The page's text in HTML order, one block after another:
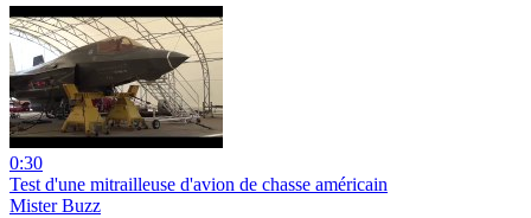
0:30
Test d'une mitrailleuse d'avion de chasse américain
Mister Buzz